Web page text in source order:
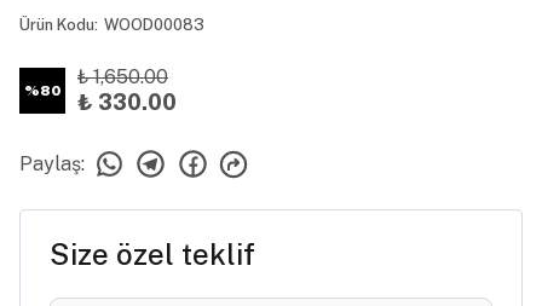
Ürün Kodu: WOOD00083
%80
₺ 1,650.00
₺ 330.00
Paylaş:
Size özel teklif